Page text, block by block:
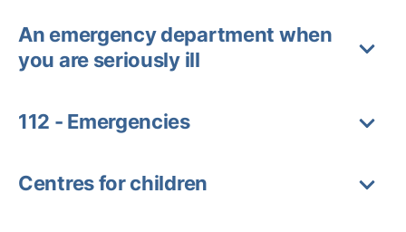
An emergency department when
you are seriously ill
112 - Emergencies
Centres for children